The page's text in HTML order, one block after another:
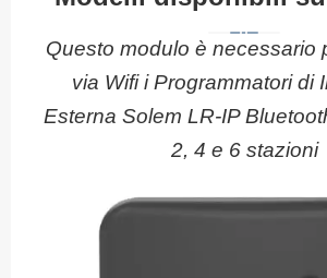
Questo modulo è necessario
via Wifi i Programmatori di
Esterna Solem LR-IP
2, 4 e 6 stazioni